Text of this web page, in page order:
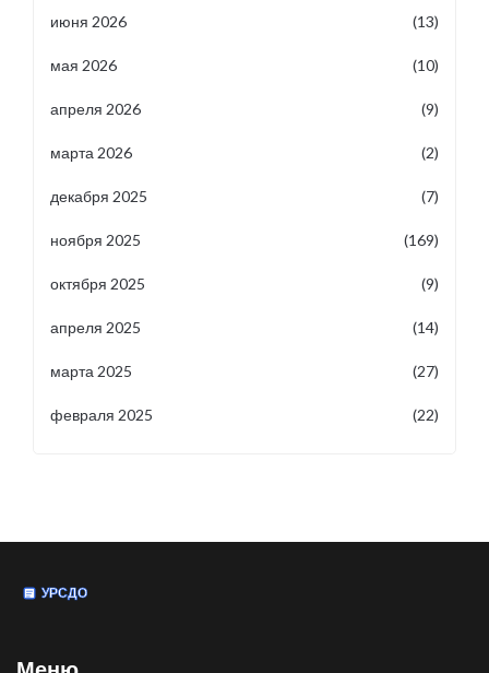
июня 2026 (13)
мая 2026 (10)
апреля 2026 (9)
марта 2026 (2)
декабря 2025 (7)
ноября 2025 (169)
октября 2025 (9)
апреля 2025 (14)
марта 2025 (27)
февраля 2025 (22)